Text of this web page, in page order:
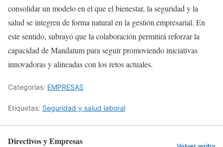
consolidar un modelo en el que el bienestar, la seguridad y la
salud se integren de forma natural en la gestión empresarial. En
este sentido, subrayó que la colaboración permitirá reforzar la
capacidad de Mandatum para seguir promoviendo iniciativas
innovadoras y alineadas con los retos actuales.
Categorías: EMPRESAS
Etiquetas: Seguridad y salud laboral
Directivos y Empresas